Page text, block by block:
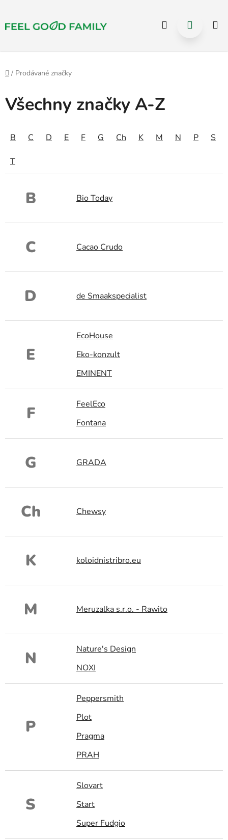
Přejít
Hledat
Domů
/ Prodávané značky
Všechny značky A-Z
B C D E F G Ch K M N P S
T
B Bio Today
C Cacao Crudo
D de Smaakspecialist
E
EcoHouse
Eko-konzult
EMINENT
F
FeelEco
Fontana
G GRADA
Ch Chewsy
K koloidnistribro.eu
M Meruzalka s.r.o. - Rawito
N
Nature's Design
NOXI
P
Peppersmith
Plot
Pragma
PRAH
S
Slovart
Start
Super Fudgio